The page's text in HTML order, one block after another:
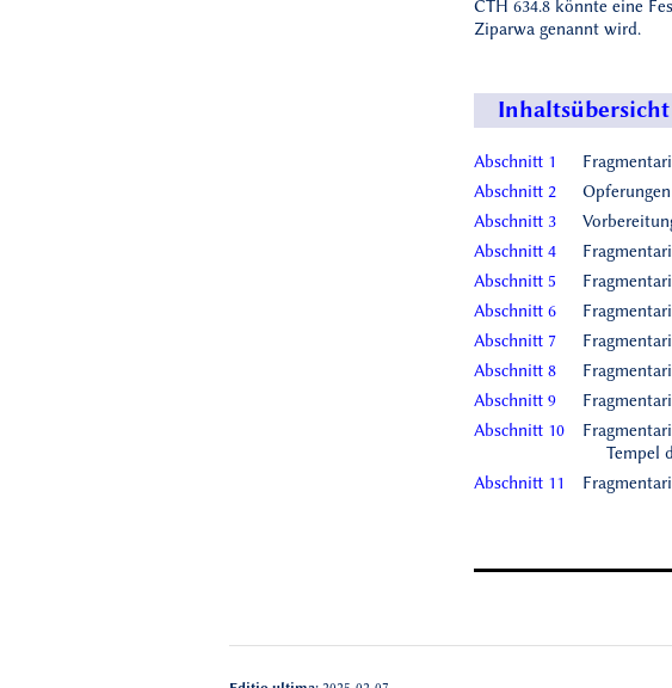
CTH 634.8 könnte eine
Ziparwa genannt wird.
Inhaltsübersicht
Abschnitt 1
Abschnitt 2
Abschnitt 3
Abschnitt 4
Abschnitt 5
Abschnitt 6
Abschnitt 7
Abschnitt 8
Abschnitt 9
Abschnitt 10
Tempel
Abschnitt 11